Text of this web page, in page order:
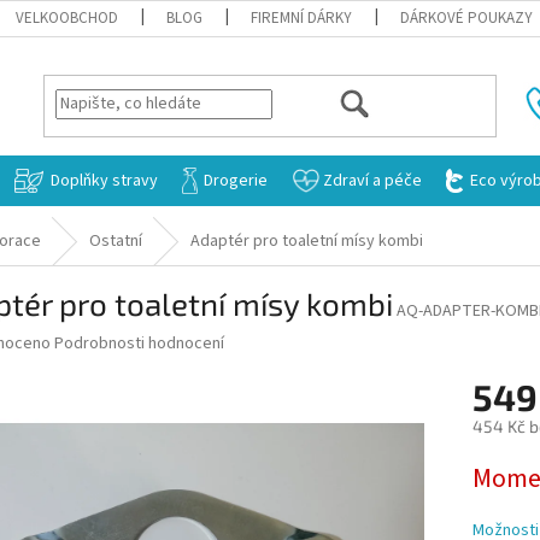
VELKOOBCHOD BLOG FIREMNÍ DÁRKY DÁRKOVÉ POUKAZY
HLEDAT
Doplňky stravy Drogerie Zdraví a péče Eco
Ostatní Adaptér pro toaletní mísy kombi
pro toaletní mísy kombi AQ-ADAPTER-KOMBI
Podrobnosti hodnocení
454 Kč
cena: